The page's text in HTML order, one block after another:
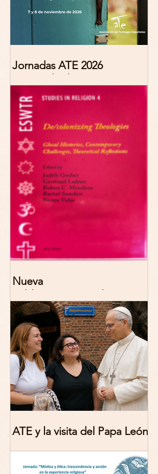
Jornadas ATE 2026
Narrativas teológicas de
esperanza" 7-8 Noviembre
2026 Madrid
Nueva
Theologies. Glocal Histories,
Contemporary Challenges,
Theoretical Reflections
ATE y la visita del Papa León